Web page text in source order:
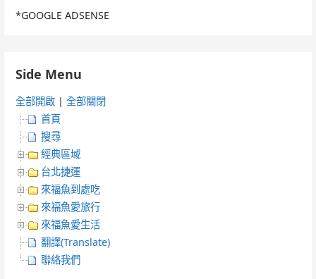
*GOOGLE ADSENSE
Side Menu
全部開啟 |全部關閉
首頁
搜尋
經典區域
台北捷運
來福魚到處吃
來福魚愛旅行
來福魚愛生活
翻譯(Translate)
聯絡我們